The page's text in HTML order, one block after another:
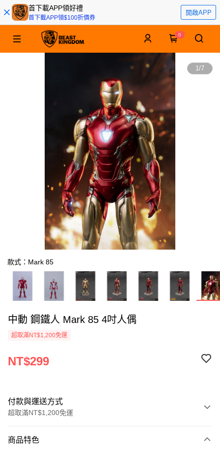
首下載APP領好禮
首下載APP領$100折價券
開啟APP
0
1/7
款式：Mark 85
中動 鋼鐵人 Mark 85 4吋人偶
超取滿NT$1,200免運
NT$299
付款與運送方式
超取滿NT$1,200免運
信用卡一次付款
商品特色